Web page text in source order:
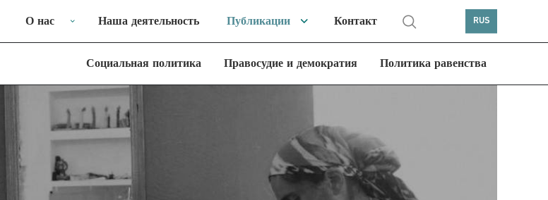
О нас Наша деятельность Публикации Контакт RUS
Социальная политика Правосудие и демократия Политика равенства